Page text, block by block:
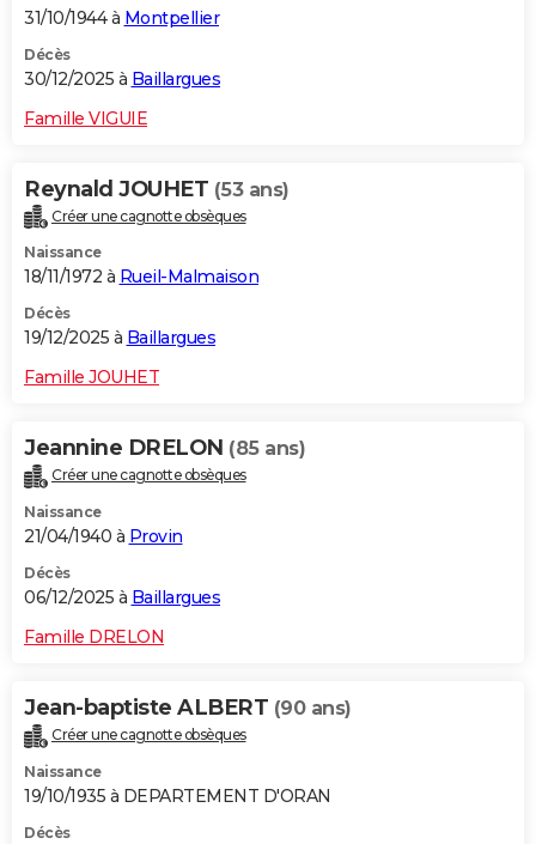
31/10/1944 à Montpellier
Décès
30/12/2025 à Baillargues
Famille VIGUIE
Reynald JOUHET (53 ans)
Créer une cagnotte obsèques
Naissance
18/11/1972 à Rueil-Malmaison
Décès
19/12/2025 à Baillargues
Famille JOUHET
Jeannine DRELON (85 ans)
Créer une cagnotte obsèques
Naissance
21/04/1940 à Provin
Décès
06/12/2025 à Baillargues
Famille DRELON
Jean-baptiste ALBERT (90 ans)
Créer une cagnotte obsèques
Naissance
19/10/1935 à DEPARTEMENT D'ORAN
Décès